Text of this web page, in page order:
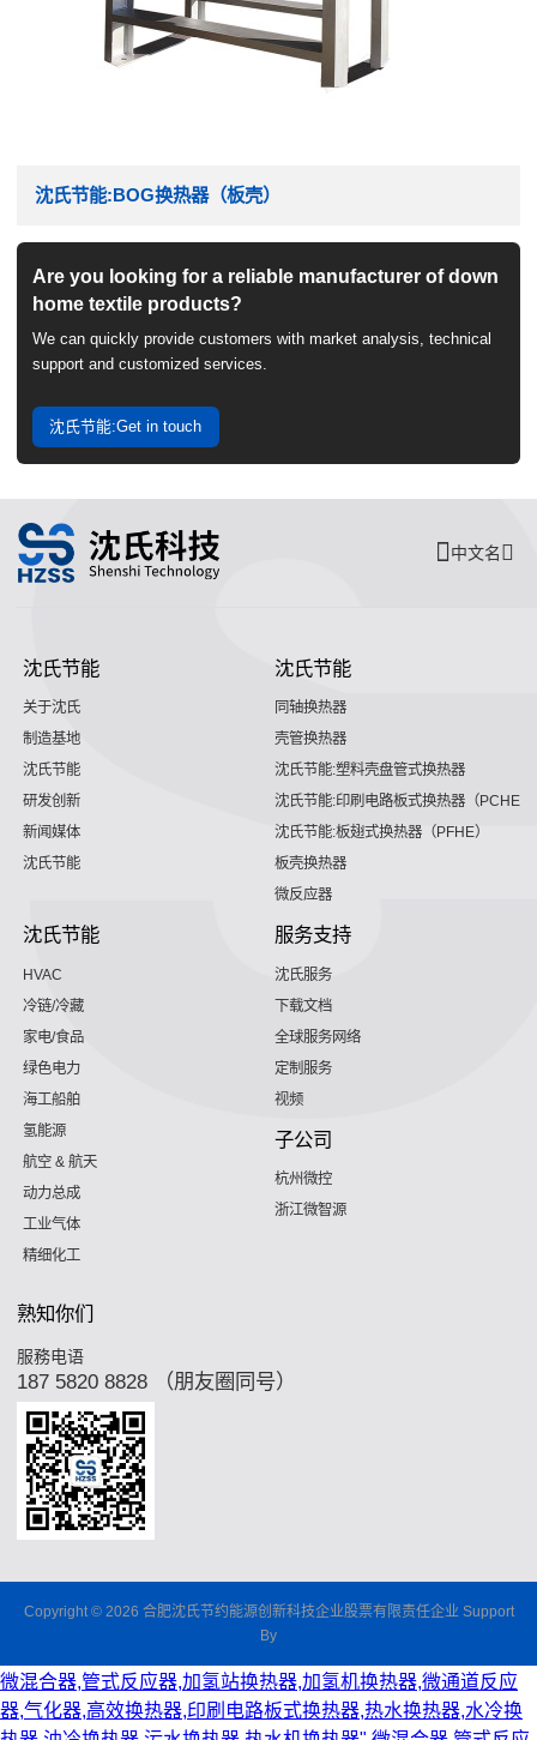
沈氏节能:BOG换热器（板壳）
Are you looking for a reliable manufacturer of down
home textile products?
We can quickly provide customers with market analysis, technical
support and customized services.
沈氏节能:Get in touch
中文名
沈氏节能
关于沈氏
制造基地
沈氏节能
研发创新
新闻媒体
沈氏节能
沈氏节能
同轴换热器
壳管换热器
沈氏节能:塑料壳盘管式换热器
沈氏节能:印刷电路板式换热器（PCHE）
沈氏节能:板翅式换热器（PFHE）
板壳换热器
微反应器
沈氏节能
HVAC
冷链/冷藏
家电/食品
绿色电力
海工船舶
氢能源
航空 & 航天
动力总成
工业气体
精细化工
服务支持
沈氏服务
下载文档
全球服务网络
定制服务
视频
子公司
杭州微控
浙江微智源
熟知你们
服務电语
187 5820 8828 （朋友圈同号）
Copyright © 2026 合肥沈氏节约能源创新科技企业股票有限责任企业 Support
By
微混合器,管式反应器,加氢站换热器,加氢机换热器,微通道反应
器,气化器,高效换热器,印刷电路板式换热器,热水换热器,水冷换